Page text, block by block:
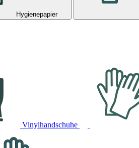
Hygienepapier
Vinylhandschuhe